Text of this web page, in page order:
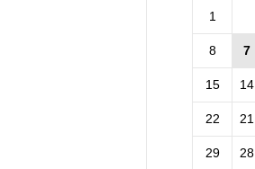
1
7
8
14
15
21
22
28
29